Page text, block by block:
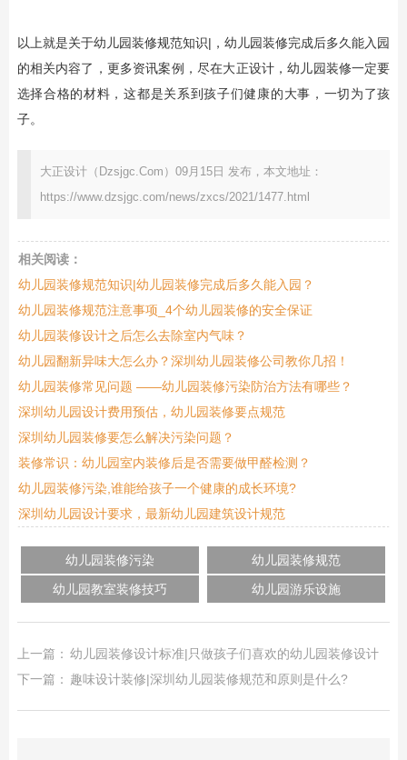
以上就是关于幼儿园装修规范知识|，幼儿园装修完成后多久能入园
的相关内容了，更多资讯案例，尽在大正设计，幼儿园装修一定要
选择合格的材料，这都是关系到孩子们健康的大事，一切为了孩
子。
大正设计（Dzsjgc.Com）09月15日 发布，本文地址：
https://www.dzsjgc.com/news/zxcs/2021/1477.html
相关阅读：
幼儿园装修规范知识|幼儿园装修完成后多久能入园？
幼儿园装修规范注意事项_4个幼儿园装修的安全保证
幼儿园装修设计之后怎么去除室内气味？
幼儿园翻新异味大怎么办？深圳幼儿园装修公司教你几招！
幼儿园装修常见问题 ——幼儿园装修污染防治方法有哪些？
深圳幼儿园设计费用预估，幼儿园装修要点规范
深圳幼儿园装修要怎么解决污染问题？
装修常识：幼儿园室内装修后是否需要做甲醛检测？
幼儿园装修污染,谁能给孩子一个健康的成长环境?
深圳幼儿园设计要求，最新幼儿园建筑设计规范
幼儿园装修污染
幼儿园装修规范
幼儿园教室装修技巧
幼儿园游乐设施
上一篇： 幼儿园装修设计标准|只做孩子们喜欢的幼儿园装修设计
下一篇： 趣味设计装修|深圳幼儿园装修规范和原则是什么?